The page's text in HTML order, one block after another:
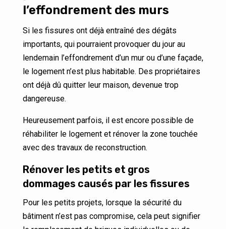
l’effondrement des murs
Si les fissures ont déjà entraîné des dégâts
importants, qui pourraient provoquer du jour au
lendemain l’effondrement d’un mur ou d’une façade,
le logement n’est plus habitable. Des propriétaires
ont déjà dû quitter leur maison, devenue trop
dangereuse.
Heureusement parfois, il est encore possible de
réhabiliter le logement et rénover la zone touchée
avec des travaux de reconstruction.
Rénover les petits et gros
dommages causés par les fissures
Pour les petits projets, lorsque la sécurité du
bâtiment n’est pas compromise, cela peut signifier